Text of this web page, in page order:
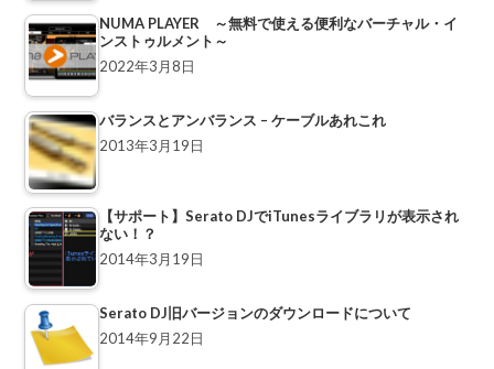
NUMA PLAYER ～無料で使える便利なバーチャル・イ
ンストゥルメント～
2022年3月8日
バランスとアンバランス – ケーブルあれこれ
2013年3月19日
【サポート】Serato DJでiTunesライブラリが表示され
ない！？
2014年3月19日
Serato DJ旧バージョンのダウンロードについて
2014年9月22日